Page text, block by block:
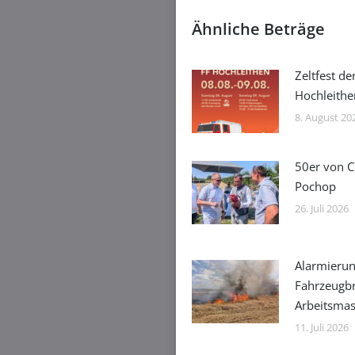
Ähnliche Beträge
Zeltfest
8. August
50er von
Pochop
26. Juli 2026
11. Juli 2026